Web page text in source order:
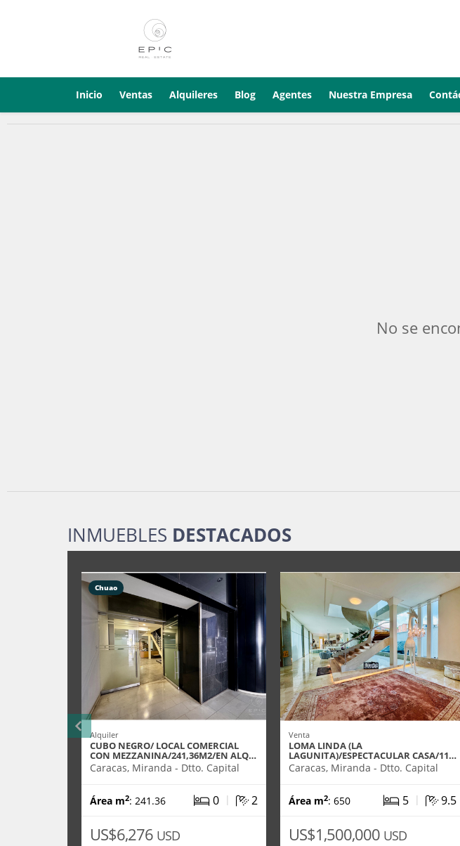
Inicio Ventas Alquileres Blog Agentes Nuestra Empresa
No se
INMUEBLES DESTACADOS
Chuao
Alquiler
CUBO NEGRO/ LOCAL COMERCIAL
CON MEZZANINA/241,36M2/EN ALQ…
Caracas, Miranda - Dtto. Capital
Área m2: 241.36 0 | 2
US$6,276 USD
Venta
LOMA LINDA (LA
LAGUNITA)/ESPECTACULAR CASA/11…
Caracas, Miranda - Dtto. Capital
Área m2: 650 5 | 9.5
US$1,500,000 USD